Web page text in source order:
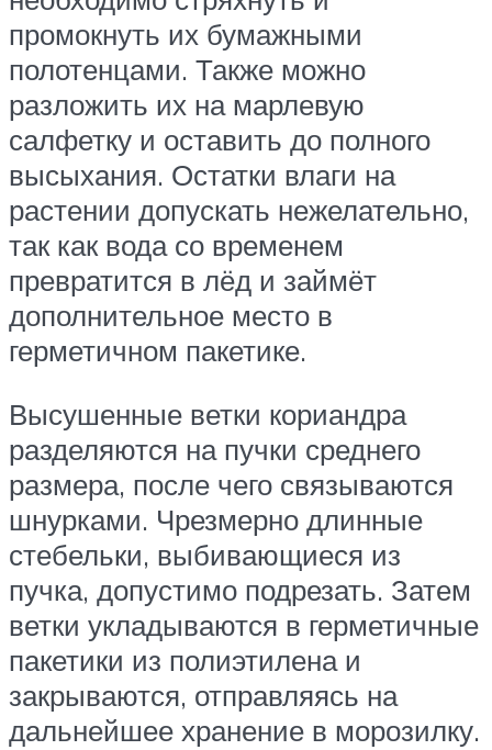
промокнуть их бумажными
полотенцами. Также можно
разложить их на марлевую
салфетку и оставить до полного
высыхания. Остатки влаги на
растении допускать нежелательно,
так как вода со временем
превратится в лёд и займёт
дополнительное место в
герметичном пакетике.
Высушенные ветки кориандра
разделяются на пучки среднего
размера, после чего связываются
шнурками. Чрезмерно длинные
стебельки, выбивающиеся из
пучка, допустимо подрезать. Затем
ветки укладываются в герметичные
пакетики из полиэтилена и
закрываются, отправляясь на
дальнейшее хранение в морозилку.